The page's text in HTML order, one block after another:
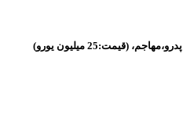
پدرو،مهاجم، (قیمت:25 میلیون یورو)